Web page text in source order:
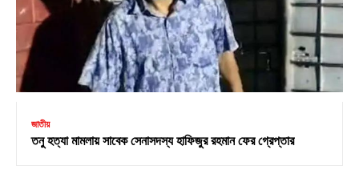
জাতীয়
তনু হত্যা মামলায় সাবেক সেনাসদস্য হাফিজুর রহমান ফের গ্রেপ্তার